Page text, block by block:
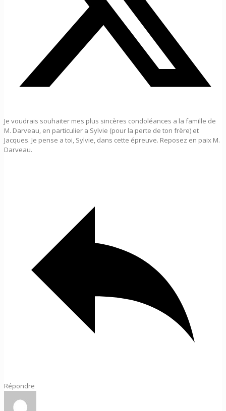
Je voudrais souhaiter mes plus sincères condoléances a la famille de
M. Darveau, en particulier a Sylvie (pour la perte de ton frère) et
Jacques. Je pense a toi, Sylvie, dans cette épreuve. Reposez en paix M.
Darveau.
Répondre